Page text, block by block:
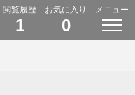
閲覧履歴
1
お気に入り
0
メニュー